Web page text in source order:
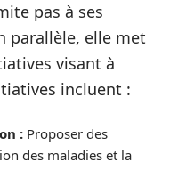
pas à ses
parallèle, elle met
visant à
incluent :
: Proposer des
des maladies et la